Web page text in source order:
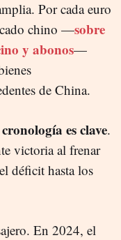
Por cada euro
chino —sobre
y abonos—
de China.
es clave.
victoria al frenar
déficit hasta los
En 2024, el